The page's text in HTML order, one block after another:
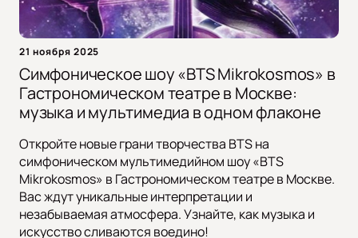
21 ноября 2025
Симфоническое шоу «BTS Mikrokosmos» в
Гастрономическом театре в Москве:
музыка и мультимедиа в одном флаконе
Откройте новые грани творчества BTS на
симфоническом мультимедийном шоу «BTS
Mikrokosmos» в Гастрономическом театре в Москве.
Вас ждут уникальные интерпретации и
незабываемая атмосфера. Узнайте, как музыка и
искусство сливаются воедино!